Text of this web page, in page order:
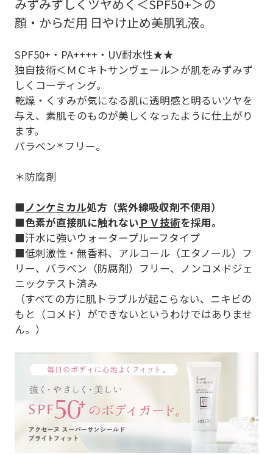
みずみずしくツヤめく＜SPF50+＞の
顔・からだ用 日やけ止め美肌乳液。
SPF50+・PA++++・UV耐水性★★
独自技術＜ＭＣキトサンヴェール＞が肌をみずみず
しくコーティング。
乾燥・くすみが気になる肌に透明感と明るいツヤを
与え、素肌そのものが美しくなったように仕上がり
ます。
パラベン＊ フリー。
＊防腐剤
■ノンケミカル処方（紫外線吸収剤不使用）
■色素が直接肌に触れないＰＶ技術を採用。
■汗水に強いウォータープルーフタイプ
■低刺激性・無香料、アルコール（エタノール）フ
リー、パラベン（防腐剤）フリー、ノンコメドジェ
ニックテスト済み
（すべての方に肌トラブルが起こらない、ニキビの
もと（コメド）ができないというわけではありませ
ん。）